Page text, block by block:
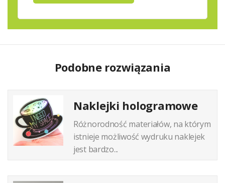
Podobne rozwiązania
Naklejki hologramowe
Różnorodność materiałów, na którym
istnieje możliwość wydruku naklejek
jest bardzo...